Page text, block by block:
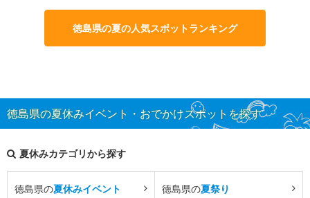
徳島県の夏の人気スポットランキング
徳島県の夏休みイベント・おでかけスポットを探す
夏休みカテゴリから探す
徳島県の夏休みイベント 徳島県の夏祭り